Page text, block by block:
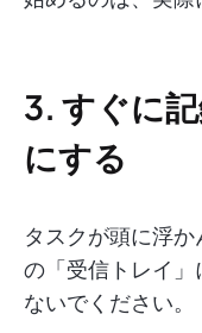
3. すぐに
にする
タスクが頭に浮
の「受信トレイ」
ないでください。